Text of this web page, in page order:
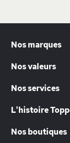
Nos marques
Nos valeurs
Nos services
L'histoire
Nos boutiques